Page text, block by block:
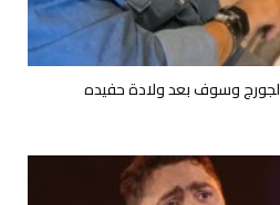
وسوف بعد ولادة حفيده